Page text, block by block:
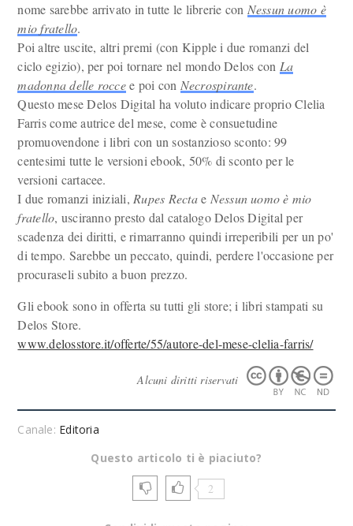
nome sarebbe arrivato in tutte le librerie con Nessun uomo è
mio fratello.
Poi altre uscite, altri premi (con Kipple i due romanzi del
ciclo egizio), per poi tornare nel mondo Delos con La
madonna delle roccee poi con Necrospirante.
Questo mese Delos Digital ha voluto indicare proprio Clelia
Farris come autrice del mese, come è consuetudine
promuovendone i libri con un sostanzioso sconto: 99
centesimi tutte le versioni ebook, 50% di sconto per le
versioni cartacee.
I due romanzi iniziali, Rupes Rectae Nessun uomo è mio
fratello, usciranno presto dal catalogo Delos Digital per
scadenza dei diritti, e rimarranno quindi irreperibili per un po'
di tempo. Sarebbe un peccato, quindi, perdere l'occasione per
procuraseli subito a buon prezzo.
Gli ebook sono in offerta su tutti gli store; i libri stampati su
Delos Store.
www.delosstore.it/offerte/55/autore-del-mese-clelia-farris/
Alcuni diritti riservati
Canale: Editoria
Questo articolo ti è piaciuto?
2